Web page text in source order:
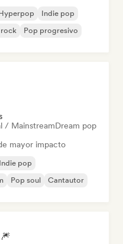
Indie pop
Pop progresivo
/ MainstreamDream pop
mayor impacto
Indie pop
Pop soul Cantautor